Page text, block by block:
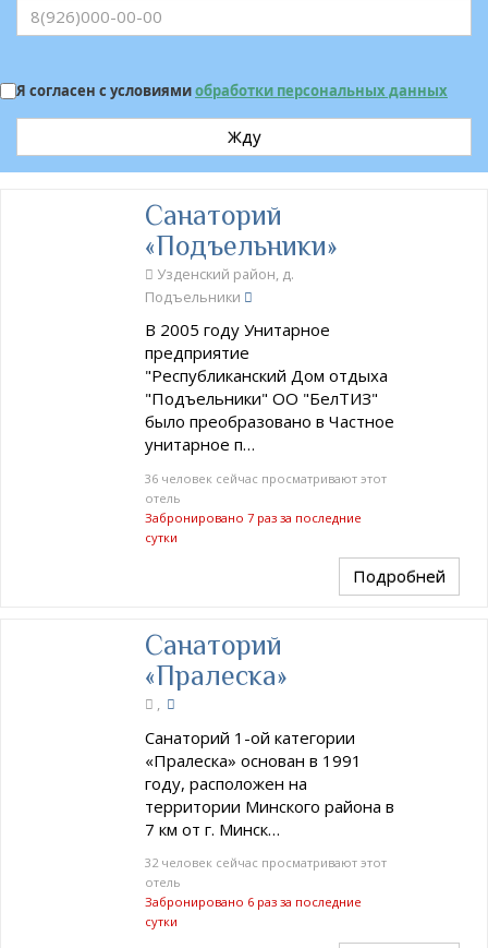
Я согласен с условиямиобработки персональных данных
Жду
Санаторий
«Подъельники»
Узденский район, д.
Подъельники
В 2005 году Унитарное
предприятие
"Республиканский Дом отдыха
"Подъельники" ОО "БелТИЗ"
было преобразовано в Частное
унитарное п…
36 человек сейчас просматривают этот
отель
Забронировано 7 раз за последние
сутки
Подробней
Санаторий
«Пралеска»
,
Санаторий 1-ой категории
«Пралеска» основан в 1991
году, расположен на
территории Минского района в
7 км от г. Минск…
32 человек сейчас просматривают этот
отель
Забронировано 6 раз за последние
сутки